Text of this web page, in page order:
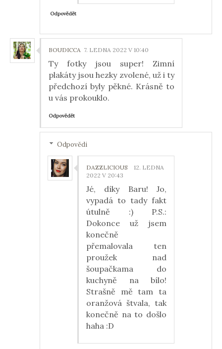
Odpovědět
BOUDICCA 7. LEDNA 2022 V 10:40
Ty fotky jsou super! Zimní
plakáty jsou hezky zvolené, už i ty
předchozí byly pěkné. Krásně to
u vás prokouklo.
Odpovědět
Odpovědi
DAZZLICIOUS
12. LEDNA
2022 V 20:43
Jé, díky Baru! Jo,
vypadá to tady fakt
útulně :) P.S.:
Dokonce už jsem
konečně
přemalovala ten
proužek nad
šoupačkama do
kuchyně na bílo!
Strašně mě tam ta
oranžová štvala, tak
konečně na to došlo
haha :D